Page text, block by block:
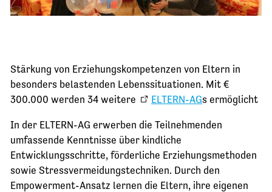
Stärkung von Erziehungskompetenzen von Eltern in
besonders belastenden Lebenssituationen. Mit €
300.000 werden 34 weitere
ELTERN-AGs ermöglicht
In der ELTERN-AG erwerben die Teilnehmenden
umfassende Kenntnisse über kindliche
Entwicklungsschritte, förderliche Erziehungsmethoden
sowie Stressvermeidungstechniken. Durch den
Empowerment-Ansatz lernen die Eltern, ihre eigenen